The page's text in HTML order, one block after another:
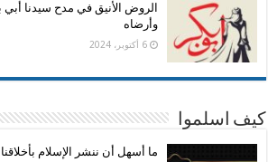
الروض الأنيق في مدح سيدنا
وأرضاه
6 أكتوبر، 2024
كيف اسلموا
ما أسهل أن ننشر الإسلام بأخلاقنا